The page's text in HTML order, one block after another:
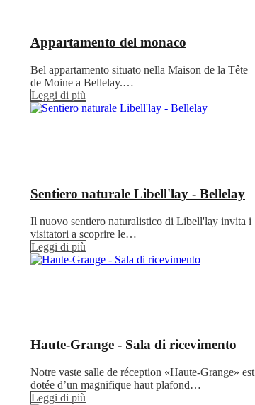
Appartamento del monaco
Bel appartamento situato nella Maison de la Tête
de Moine a Bellelay.…
Leggi di più
Sentiero naturale Libell'lay - Bellelay
Il nuovo sentiero naturalistico di Libell'lay invita i
visitatori a scoprire le…
Leggi di più
Haute-Grange - Sala di ricevimento
Notre vaste salle de réception «Haute-Grange» est
dotée d’un magnifique haut plafond…
Leggi di più